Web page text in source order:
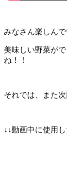
みなさん楽しん
美味しい野菜が
ね！！
それでは、また次
↓↓動画中に使用